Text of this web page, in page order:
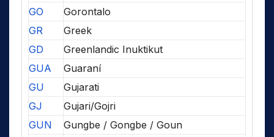
GO
Gorontalo
GR
Greek
GD
Greenlandic Inuktikut
GUA
Guaraní
GU
Gujarati
GJ
Gujari/Gojri
GUN
Gungbe / Gongbe / Goun